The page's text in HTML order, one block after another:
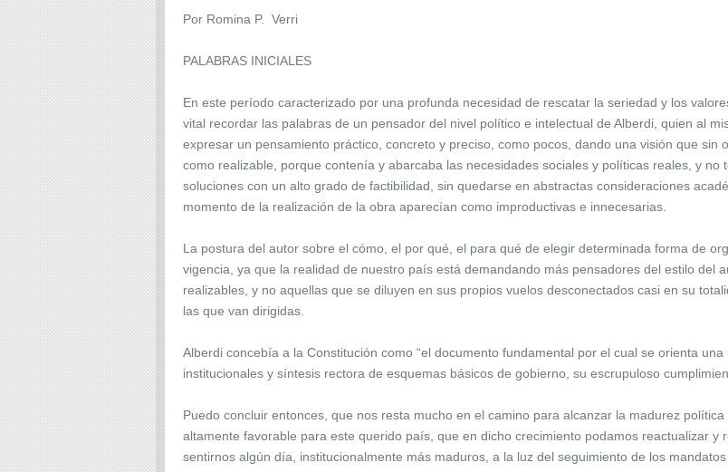
Por Romina P. Verri
PALABRAS INICIALES
En este período caracterizado por una profunda necesidad de rescatar la seriedad y los
vital recordar las palabras de un pensador del nivel político e intelectual de Alberdi, quien al
expresar un pensamiento práctico, concreto y preciso, como pocos, dando una visión que sin
como realizable, porque contenía y abarcaba las necesidades sociales y políticas reales, y
soluciones con un alto grado de factibilidad, sin quedarse en abstractas consideraciones
momento de la realización de la obra aparecían como improductivas e innecesarias.
La postura del autor sobre el cómo, el por qué, el para qué de elegir determinada forma de
vigencia, ya que la realidad de nuestro país está demandando más pensadores del estilo del
realizables, y no aquellas que se diluyen en sus propios vuelos desconectados casi en su
las que van dirigidas.
Alberdi concebía a la Constitución como “el documento fundamental por el cual se orienta
institucionales y síntesis rectora de esquemas básicos de gobierno, su escrupuloso
Puedo concluir entonces, que nos resta mucho en el camino para alcanzar la madurez
altamente favorable para este querido país, que en dicho crecimiento podamos reactualizar y
sentirnos algún día, institucionalmente más maduros, a la luz del seguimiento de los mandatos